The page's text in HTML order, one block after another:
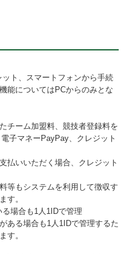
ト、スマートフォンから手続
能についてはPCからのみとな
チーム加盟料、競技者登録料を
子マネーPayPay、クレジット
払いいただく場合、クレジット
等もシステムを利用して徴収す
す。
場合も1人1IDで管理
ある場合も1人1IDで管理するた
す。